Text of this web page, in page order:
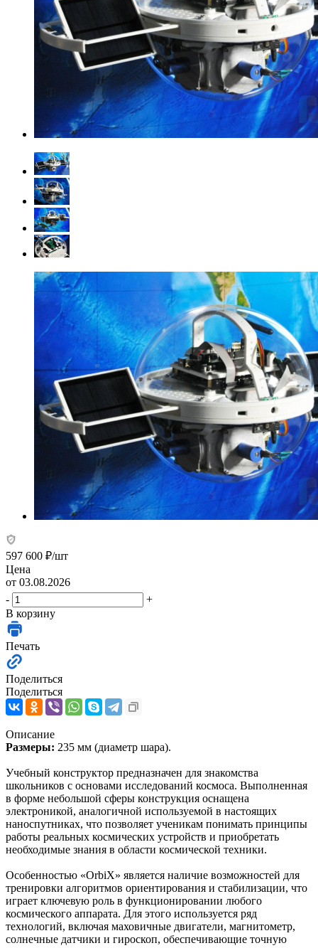
597 600 ₽/шт
Цена
от 03.08.2026
-
+
В корзину
Печать
Поделиться
Поделиться
Описание
Размеры: 235 мм (диаметр шара).
Учебный конструктор предназначен для знакомства
школьников с основами исследований космоса. Выполненная
в форме небольшой сферы конструкция оснащена
электроникой, аналогичной используемой в настоящих
наноспутниках, что позволяет ученикам понимать принципы
работы реальных космических устройств и приобретать
необходимые знания в области космической техники.
Особенностью «OrbiX» является наличие возможностей для
тренировки алгоритмов ориентирования и стабилизации, что
играет ключевую роль в функционировании любого
космического аппарата. Для этого используется ряд
технологий, включая маховичные двигатели, магнитометр,
солнечные датчики и гироскоп, обеспечивающие точную